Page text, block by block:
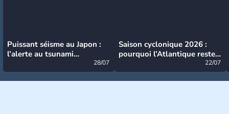
Puissant séisme au Japon :
l’alerte au tsunami
28/07
Saison cyclonique 2026 :
pourquoi l’Atlantique reste
22/07